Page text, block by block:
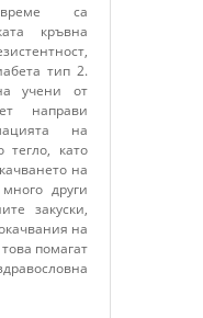
са
кръвна
тип 2.
учени от
направи
на
тегло, като
на
други
закуски,
на
помагат